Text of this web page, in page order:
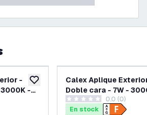
añadir a lista de deseos
-
-
Calex Aplique
Doble cara - 7W -
IP54 - Negro
0 estrellas de puntuación
0.0 (0)
En stock